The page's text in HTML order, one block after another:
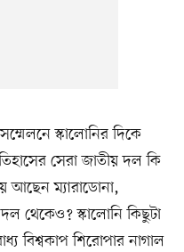
স্কালোনির দিকে
সেরা জাতীয় দল কি
আছেন ম্যারাডোনা,
থেকেও? স্কালোনি কিছুটা
বিশ্বকাপ শিরোপার নাগাল